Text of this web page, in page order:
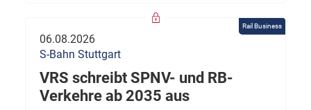
Rail Business
06.08.2026
S-Bahn Stuttgart
VRS schreibt SPNV- und RB-
Verkehre ab 2035 aus